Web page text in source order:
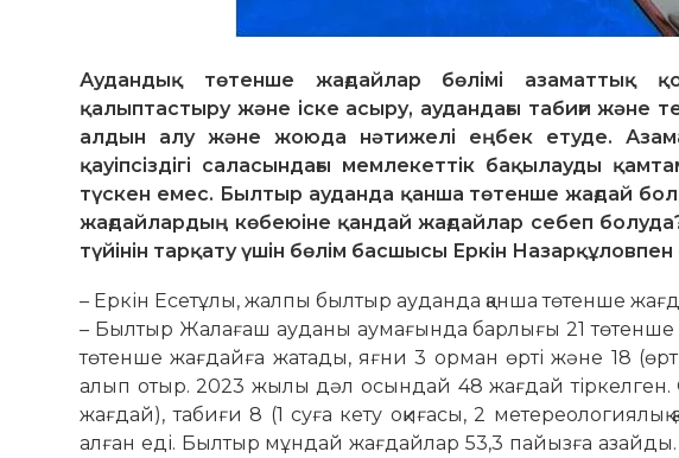
Аудандық төтенше жағдайлар бөлімі азаматтық
қалыптастыру және іске асыру, аудандағы табиғи және
алдын алу және жоюда нәтижелі еңбек етуде.
қауіпсіздігі саласындағы мемлекеттік бақылауды
түскен емес. Былтыр ауданда қанша төтенше жағдай
жағдайлардың көбеюіне қандай жағдайлар себеп
түйінін тарқату үшін бөлім басшысы Еркін
– Еркін Есетұлы, жалпы былтыр ауданда қанша төтенше
– Былтыр Жалағаш ауданы аума­ғын­да барлығы 21 төтенше
төтенше жағ­дайға жатады, яғни 3 орман өрті және 18
алып отыр. 2023 жылы дәл осындай 48 жағдай тіркелген.
жағдай), табиғи 8 (1 суға кету оқиғасы, 2
алған еді. Былтыр мұндай жағдайлар 53,3 па­йызға